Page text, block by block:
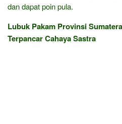
dan dapat poin pula.
Lubuk Pakam Provinsi
Terpancar Cahaya Sastra